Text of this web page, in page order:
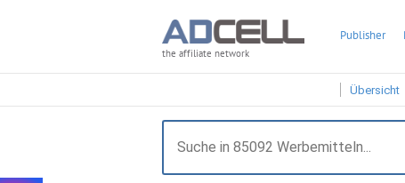
the affiliate network
Publisher
Übersicht